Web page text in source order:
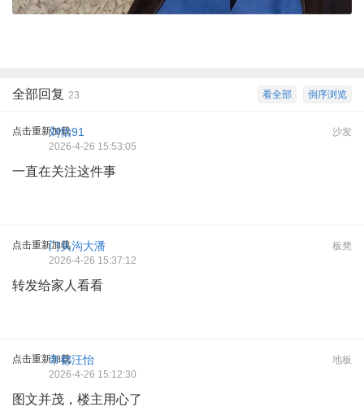
倒序浏览
看全部
全部回复 23
点击重新加载 沙发
刘怡91
2026-4-26 15:53:05
一直在关注这件事
点击重新加载 板凳
门头沟大潘
2026-4-26 15:37:12
转发给家人看看
点击重新加载 地板
帝都汪怡
2026-4-26 15:12:30
图文并茂，楼主用心了